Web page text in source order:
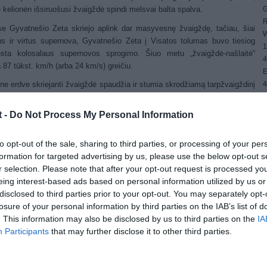
- Do Not Process My Personal Information
opt-out of the sale, sharing to third parties, or processing of your
for targeted advertising by us, please use the below opt-out
selection. Please note that after your opt-out request is processed
interest-based ads based on personal information utilized by us
to third parties prior to your opt-out. You may separately
of your personal information by third parties on the IAB’s list of
This information may also be disclosed by us to third parties on the
Participants that may further disclose it to other third parties.
kelionėn išsiruošusi žvaigždė spindi melsvai balta spalva.
Gyvatnešio Zeta skriejo aplink dar masyvesnę žvaigždę, tačiau, šiai
ir virtus supernova, Gyvatnešio Zeta į Visatos tolumas buvo tiesiog
kolosalaus supernovos sprogimo. Šiuo metu „žvaigždė-našlaitė“
87 tūkst. km/h (arba 24 km/s) greičiu.
erdve skriejanti žvaigždė spaudžia ir stumia skrodžiamą tarpžvaigždinį
susiformuoja greitaeigiam kateriui skrodžiant vandens paviršių. Medžiaga
slegiama taip intensyviai, kad ima švytėti infraraudonojo spektro
– regimojo spektro diapazone šis šydas nėra matomas.
Views:1,119
(No Ratings Yet)